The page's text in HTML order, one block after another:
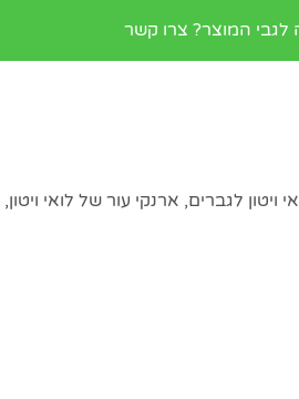
המוצר? צרו קשר
ויטון לגברים, ארנקי עור של לואי ויטון,